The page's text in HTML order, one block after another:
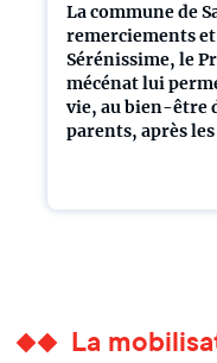
La commune de
remerciements et
Sérénissime, le
mécénat lui
vie, au bien-être
parents, après
La